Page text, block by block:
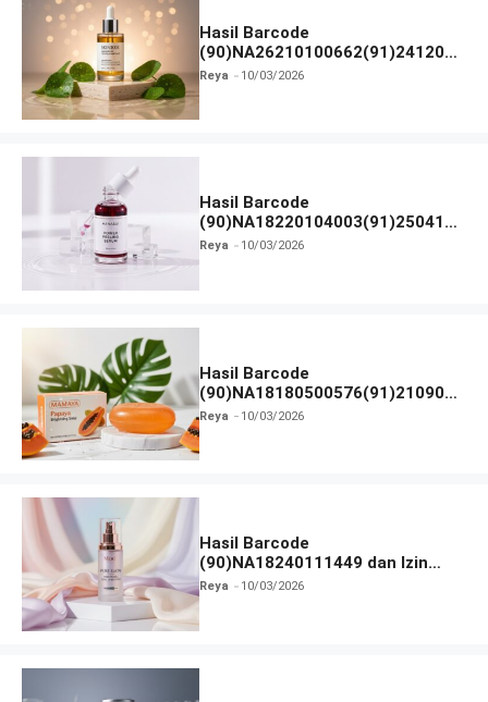
Hasil Barcode
(90)NA26210100662(91)241203
dan Izin BPOM
Reya 10/03/2026
Hasil Barcode
(90)NA18220104003(91)250418
dan Izin BPOM
Reya 10/03/2026
Hasil Barcode
(90)NA18180500576(91)210906
dan Izin BPOM
Reya 10/03/2026
Hasil Barcode
(90)NA18240111449 dan Izin
BPOM
Reya 10/03/2026